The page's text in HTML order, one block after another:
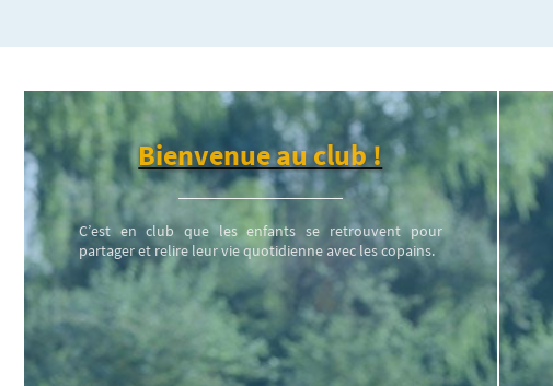
Bienvenue au club !
C’est en club que les enfants se retrouvent pour
partager et relire leur vie quotidienne avec les copains.